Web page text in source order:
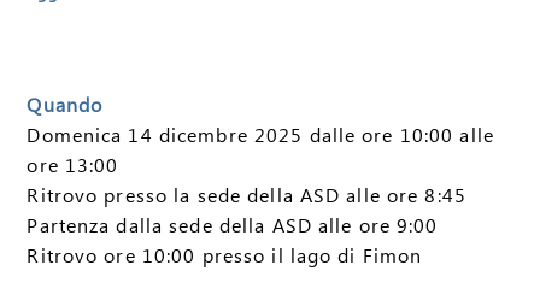
Quando
Domenica 14 dicembre 2025 dalle ore 10:00 alle
ore 13:00
Ritrovo presso la sede della ASD alle ore 8:45
Partenza dalla sede della ASD alle ore 9:00
Ritrovo ore 10:00 presso il lago di Fimon